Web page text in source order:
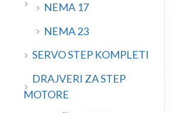
NEMA 17
NEMA 23
SERVO STEP KOMPLETI
DRAJVERI ZA STEP
MOTORE